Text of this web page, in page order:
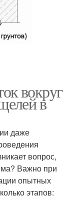
вокруг
в
даже
вопрос,
Важно при
опытных
этапов: